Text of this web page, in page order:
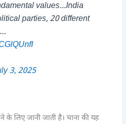
values…India
parties, 20 different
3, 2025
के लिए जानी जाती है। घाना की यह